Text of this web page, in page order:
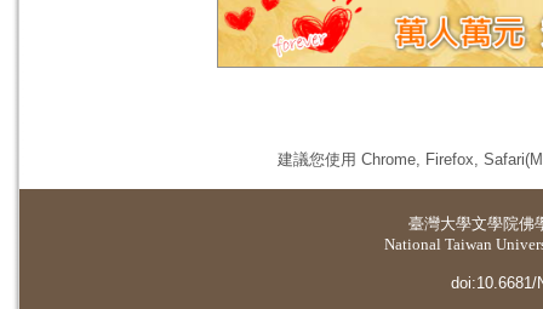
建議您使用 Chrome, Firefox,
臺灣大學文學院佛
National Taiwan
doi:10.6681/